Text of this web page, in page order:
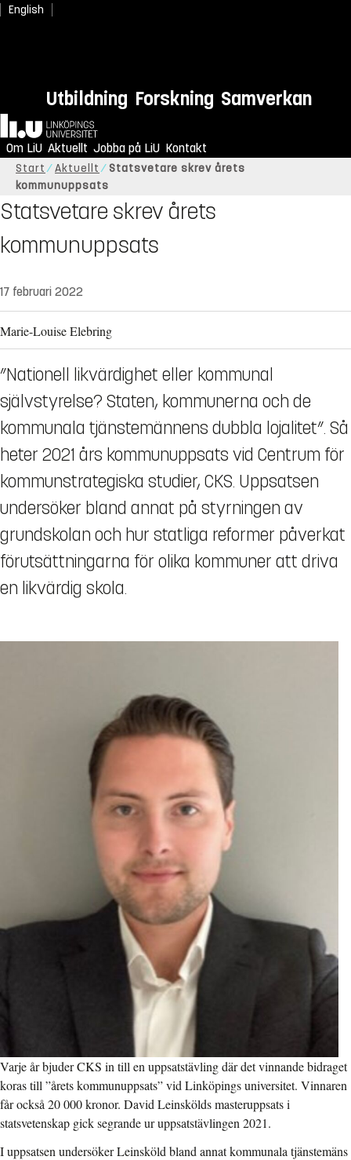
English
Utbildning Forskning Samverkan
Hem
Om LiU Aktuellt Jobba på LiU Kontakt
Start Aktuellt
Statsvetare skrev årets
kommunuppsats
Statsvetare skrev årets
kommunuppsats
17 februari 2022
Marie-Louise Elebring
”Nationell likvärdighet eller kommunal
självstyrelse? Staten, kommunerna och de
kommunala tjänstemännens dubbla lojalitet”. Så
heter 2021 års kommunuppsats vid Centrum för
kommunstrategiska studier, CKS. Uppsatsen
undersöker bland annat på styrningen av
grundskolan och hur statliga reformer påverkat
förutsättningarna för olika kommuner att driva
en likvärdig skola.
Varje år bjuder CKS in till en uppsatstävling där det vinnande bidraget
koras till ”årets kommunuppsats” vid Linköpings universitet. Vinnaren
får också 20 000 kronor. David Leinskölds masteruppsats i
statsvetenskap gick segrande ur uppsatstävlingen 2021.
I uppsatsen undersöker Leinsköld bland annat kommunala tjänstemäns